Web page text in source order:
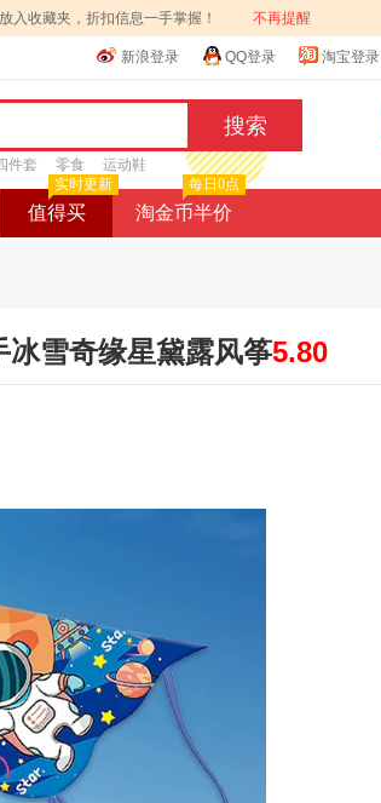
入收藏夹，折扣信息一手掌握！ 不再提醒
新浪登录 QQ登录 淘宝登录
件套 零食 运动鞋
值得买
实时更新
淘金币半价
每日0点
雪奇缘星黛露风筝5.80